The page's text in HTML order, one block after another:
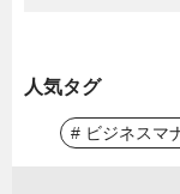
人気タグ
# ビジネスマ